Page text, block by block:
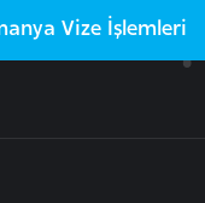
Vize İşlemleri